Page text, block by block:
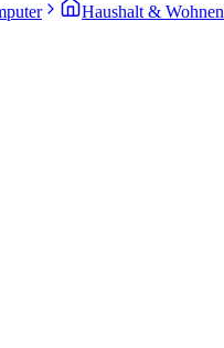
Haushalt & Wohnen